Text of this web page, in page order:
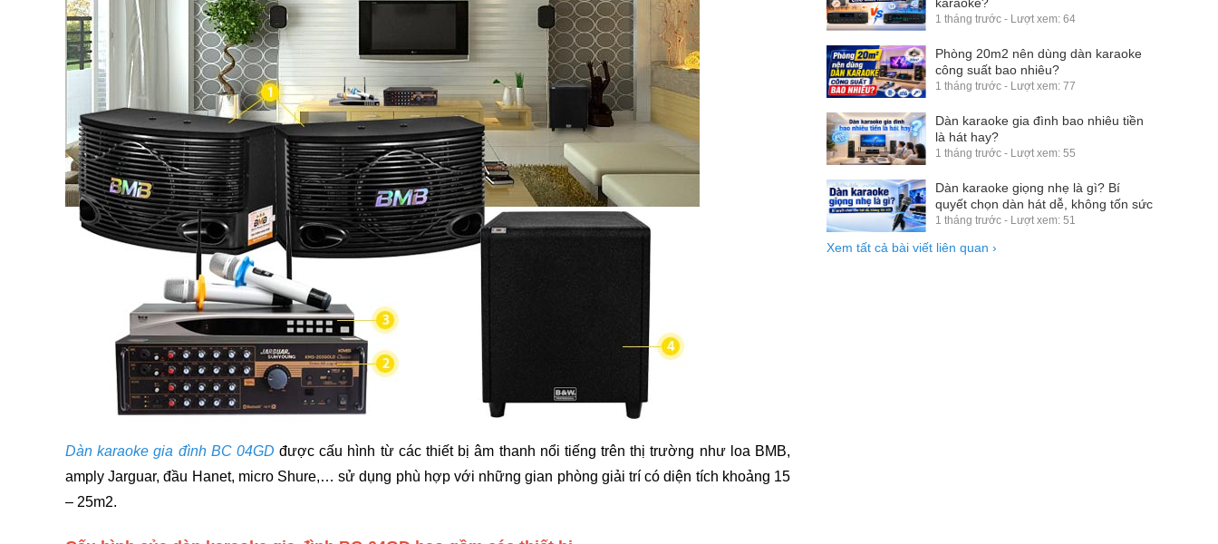
Dàn karaoke gia đình BC 04GD được cấu hình từ các thiết bị âm thanh nổi tiếng trên thị trường như loa BMB,
amply Jarguar, đầu Hanet, micro Shure,… sử dụng phù hợp với những gian phòng giải trí có diện tích khoảng 15
– 25m2.
1 tháng trước - Lượt xem: 64
Phòng 20m2 nên dùng dàn karaoke
công suất bao nhiêu?
1 tháng trước - Lượt xem: 77
Dàn karaoke gia đình bao nhiêu tiền
là hát hay?
1 tháng trước - Lượt xem: 55
Dàn karaoke giọng nhẹ là gì? Bí
quyết chọn dàn hát dễ, không tốn sức
1 tháng trước - Lượt xem: 51
Xem tất cả bài viết liên quan ›